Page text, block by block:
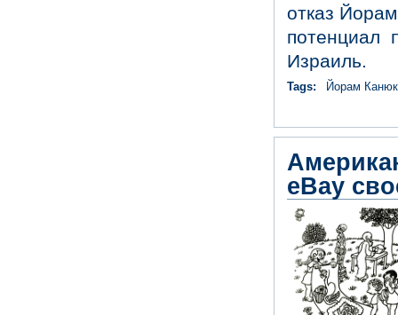
отказ
потенциал
Израиль.
Tags: Йорам Канюк
eBay